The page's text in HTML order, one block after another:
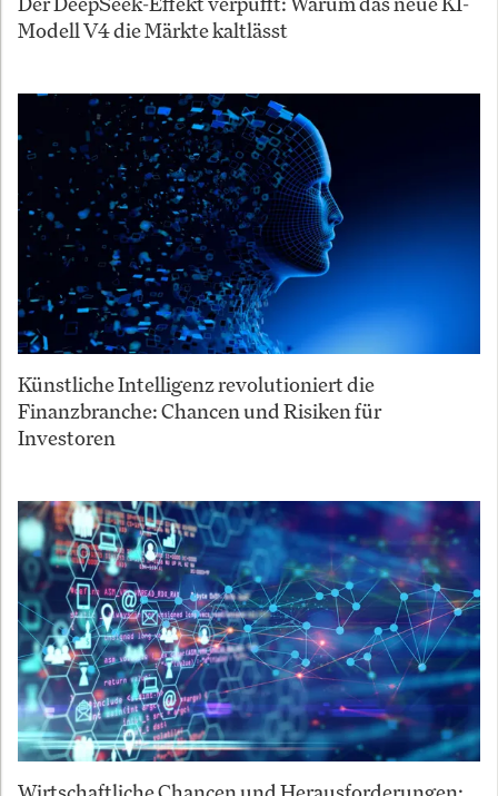
Modell V4 die Märkte kaltlässt
Künstliche Intelligenz revolutioniert die
Finanzbranche: Chancen und Risiken für
Investoren